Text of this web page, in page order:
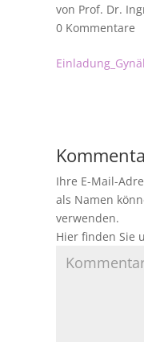
von Prof. Dr.
0 Kommentare
Ihre E-Mail-
als Namen
verwenden.
Hier finden Sie